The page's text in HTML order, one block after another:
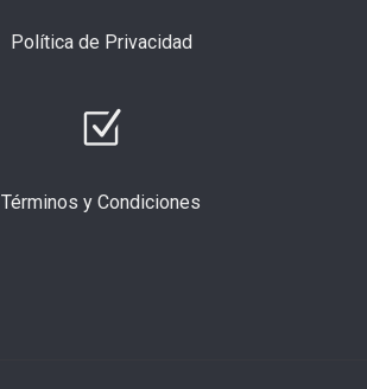
Política de Privacidad
Términos y Condiciones